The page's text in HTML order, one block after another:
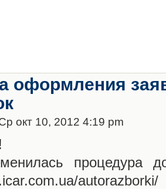
оформления
окт 10, 2012 4:19 pm
процедура
autorazborki/